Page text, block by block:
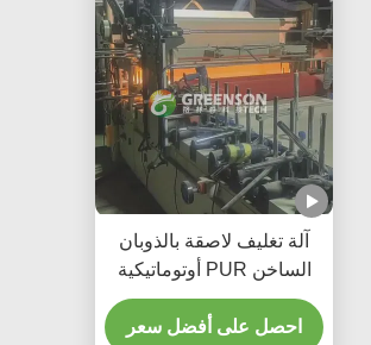
آلة تغليف لاصقة بالذوبان
الساخن PUR أوتوماتيكية
بالكامل للأقمشة بسرعة
إنتاج 5-17 متر/دقيقة
احصل على أفضل سعر